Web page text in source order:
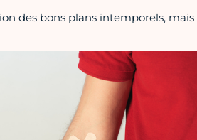
des bons plans intemporels,